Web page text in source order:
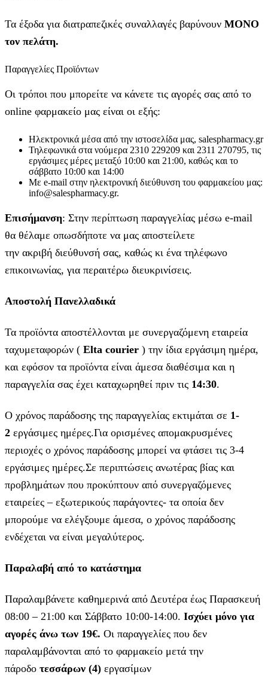
Τα έξοδα για διατραπεζικές συναλλαγές βαρύνουν MONO
τον πελάτη.
Παραγγελίες Προϊόντων
Οι τρόποι που μπορείτε να κάνετε τις αγορές σας από το
online φαρμακείο μας είναι οι εξής:
Ηλεκτρονικά μέσα από την ιστοσελίδα μας, salespharmacy.gr
Τηλεφωνικά στα νούμερα 2310 229209 και 2311 270795, τις
εργάσιμες μέρες μεταξύ 10:00 και 21:00, καθώς και το
σάββατο 10:00 και 14:00
Με e-mail στην ηλεκτρονική διεύθυνση του φαρμακείου μας:
info@salespharmacy.gr.
Επισήμανση: Στην περίπτωση παραγγελίας μέσω e-mail
θα θέλαμε οπωσδήποτε να μας αποστείλετε
την ακριβή διεύθυνσή σας, καθώς κι ένα τηλέφωνο
επικοινωνίας, για περαιτέρω διευκρινίσεις.
Αποστολή Πανελλαδικά
Τα προϊόντα αποστέλλονται με συνεργαζόμενη εταιρεία
ταχυμεταφορών ( Elta courier ) την ίδια εργάσιμη ημέρα,
και εφόσον τα προϊόντα είναι άμεσα διαθέσιμα και η
παραγγελία σας έχει καταχωρηθεί πριν τις 14:30.
Ο χρόνος παράδοσης της παραγγελίας εκτιμάται σε 1-
2 εργάσιμες ημέρες.Για ορισμένες απομακρυσμένες
περιοχές ο χρόνος παράδοσης μπορεί να φτάσει τις 3-4
εργάσιμες ημέρες.Σε περιπτώσεις ανωτέρας βίας και
προβλημάτων που προκύπτουν από συνεργαζόμενες
εταιρείες – εξωτερικούς παράγοντες- τα οποία δεν
μπορούμε να ελέγξουμε άμεσα, ο χρόνος παράδοσης
ενδέχεται να είναι μεγαλύτερος.
Παραλαβή από το κατάστημα
Παραλαμβάνετε καθημερινά από Δευτέρα έως Παρασκευή
08:00 – 21:00 και Σάββατο 10:00-14:00. Ισχύει μόνο για
αγορές άνω των 19€. Οι παραγγελίες που δεν
παραλαμβάνονται από το φαρμακείο μετά την
πάροδο τεσσάρων (4) εργασίμων